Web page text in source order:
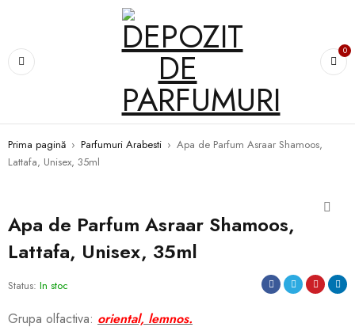
0
Prima pagină › Parfumuri Arabesti › Apa de Parfum Asraar Shamoos,
Lattafa, Unisex, 35ml
Apa de Parfum Asraar Shamoos,
Lattafa, Unisex, 35ml
Status: In stoc
Grupa olfactiva: oriental, lemnos.